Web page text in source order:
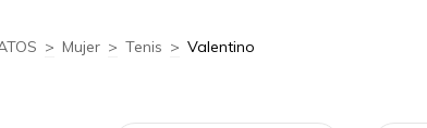
> Mujer > Tenis > Valentino